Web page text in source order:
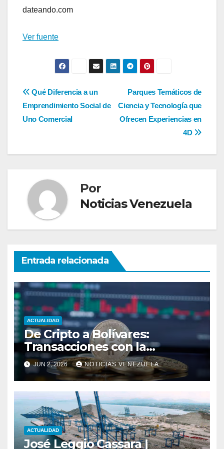
dateando.com
Ver fuente
Navegación
de
Parques Temáticos de
Ciencia y Tecnología que
Ofrecen Experiencias en
4D
Qué Diferencia a un
Emprendimiento Social de
Uno Comercial
Por
Noticias Venezuela
Entrada relacionada
ACTUALIDAD
De Cripto a Bolívares:
Transacciones con la
Tecnología de
Bancaamigable
JUN 2, 2026 NOTICIAS VENEZUELA
ACTUALIDAD
José Leggio Cassara |